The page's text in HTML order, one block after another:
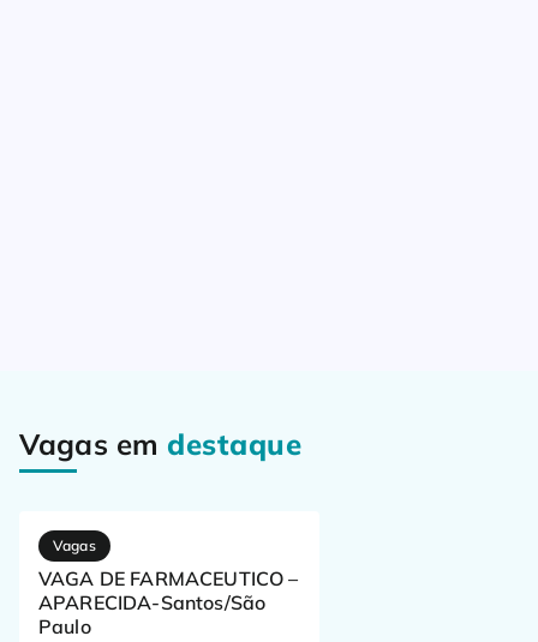
Vagas em destaque
Vagas
VAGA DE FARMACEUTICO –
APARECIDA-Santos/São
Paulo